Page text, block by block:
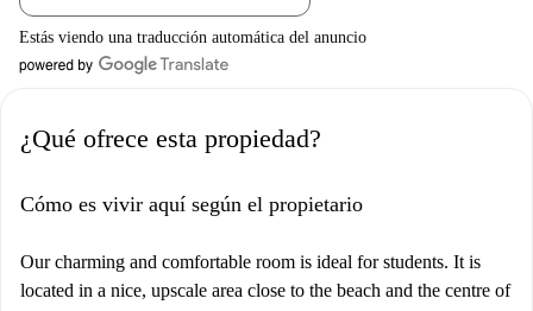
Estás viendo una traducción automática del anuncio
¿Qué ofrece esta propiedad?
Cómo es vivir aquí según el propietario
Our charming and comfortable room is ideal for students. It is
located in a nice, upscale area close to the beach and the centre of